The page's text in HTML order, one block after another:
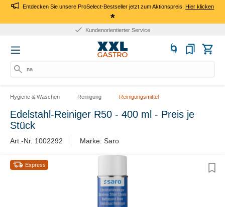
Entdecken Sie unsere ProSelect-Bestseller jetzt zum Aktionspreis.Hier klicken
*
Kundenorientierter Service
nach
Hygiene & Waschen Reinigung Reinigungsmittel
Edelstahl-Reiniger R50 - 400 ml - Preis je
Stück
Art.-Nr. 1002292 Marke: Saro
Express